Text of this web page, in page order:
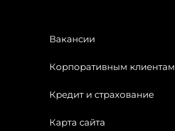
Вакансии
Корпоративным клиентам
Кредит и страхование
Карта сайта